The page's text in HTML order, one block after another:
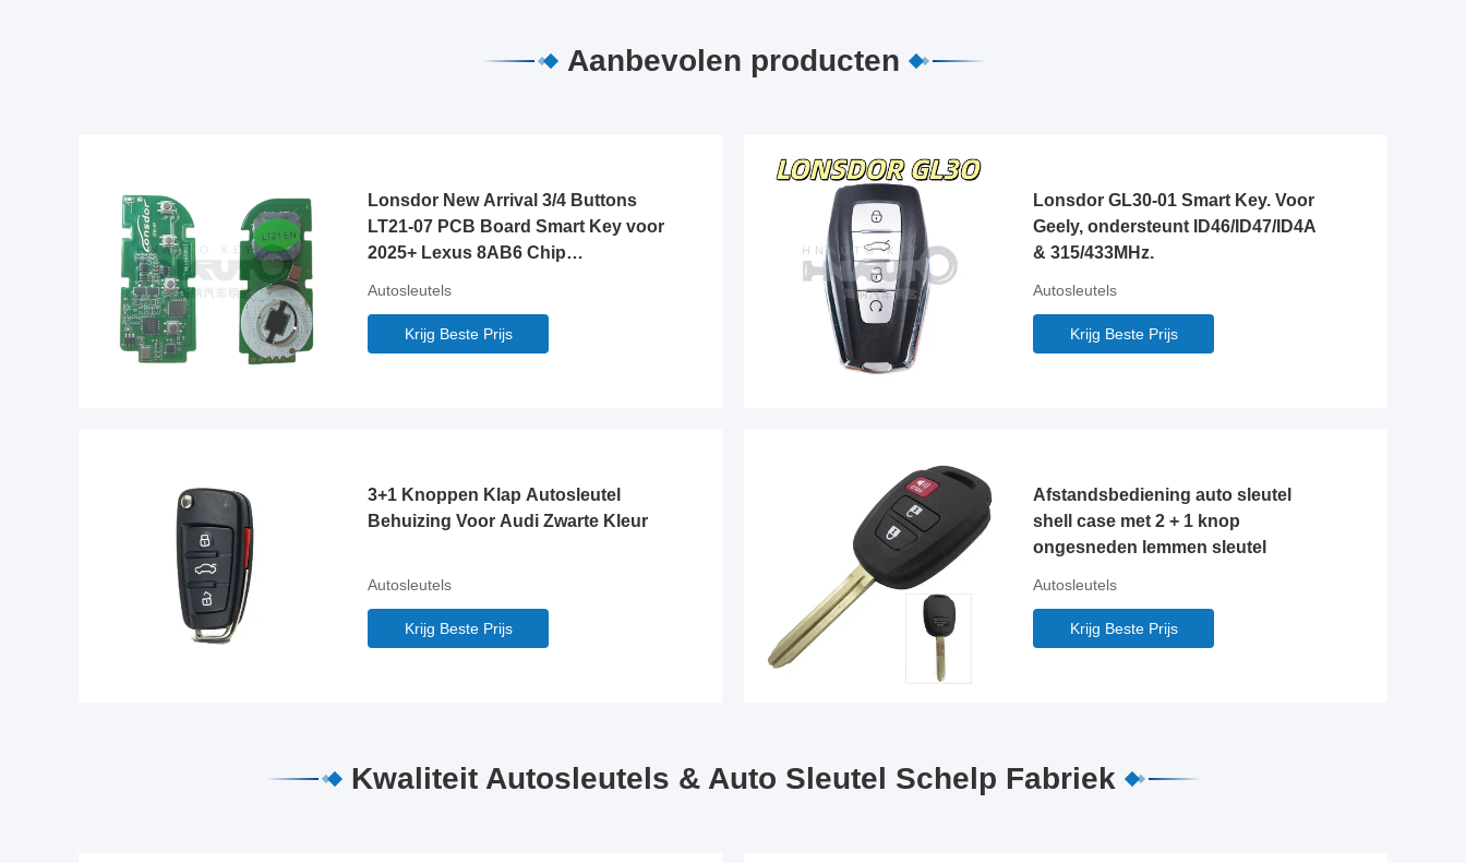
Aanbevolen producten
Lonsdor New Arrival 3/4 Buttons
LT21-07 PCB Board Smart Key voor
2025+ Lexus 8AB6 Chip
Autosleutels
Krijg Beste Prijs
Lonsdor GL30-01 Smart Key. Voor
Geely, ondersteunt ID46/ID47/ID4A
& 315/433MHz.
Autosleutels
Krijg Beste Prijs
3+1 Knoppen Klap Autosleutel
Behuizing Voor Audi Zwarte Kleur
Autosleutels
Krijg Beste Prijs
Afstandsbediening auto sleutel
shell case met 2 + 1 knop
ongesneden lemmen sleutel
Autosleutels
Krijg Beste Prijs
Kwaliteit Autosleutels & Auto Sleutel Schelp Fabriek